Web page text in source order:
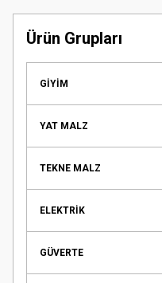
Ürün Grupları
GİYİM
YAT MALZ
TEKNE MALZ
ELEKTRİK
GÜVERTE